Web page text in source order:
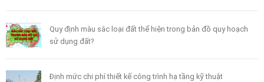
Quy định màu sắc loại đất thể hiện trong bản đồ quy hoạch
sử dụng đất?
Định mức chi phí thiết kế công trình hạ tầng kỹ thuật